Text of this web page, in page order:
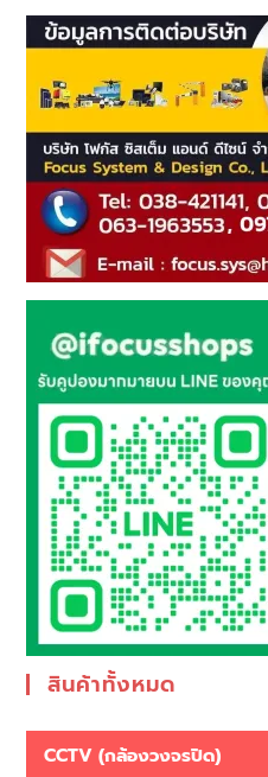
สินค้าทั้งหมด
CCTV (กล้องวงจรปิด)